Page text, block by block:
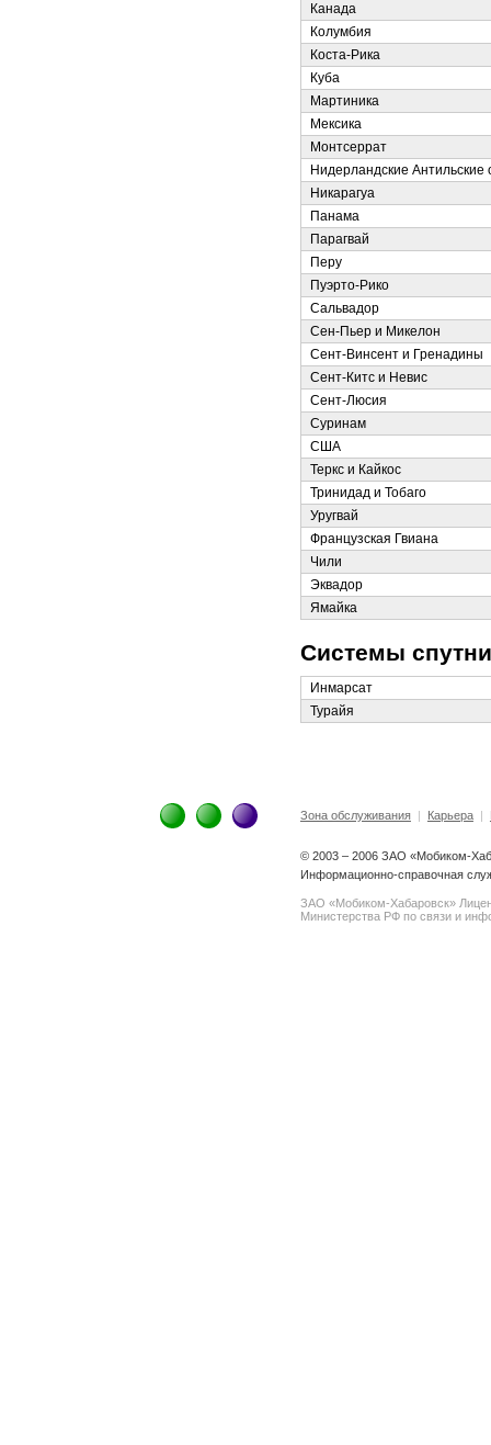
Канада
Колумбия
Коста-Рика
Куба
Мартиника
Мексика
Монтсеррат
Нидерландские Антильские
Никарагуа
Панама
Парагвай
Перу
Пуэрто-Рико
Сальвадор
Сен-Пьер и Микелон
Сент-Винсент и Гренадины
Сент-Китс и Невис
Сент-Люсия
Суринам
США
Теркс и Кайкос
Тринидад и Тобаго
Уругвай
Французская Гвиана
Чили
Эквадор
Ямайка
Системы
Инмарсат
Турайя
Зона обслуживания| Карьера|
© 2003 – 2006 ЗАО «Мобиком-
Информационно-справочная
ЗАО «Мобиком-Хабаровск»
Министерства РФ по связи и